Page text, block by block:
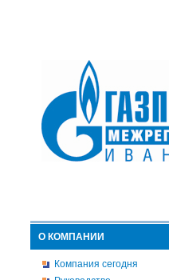
О КОМПАНИИ
Компания сегодня